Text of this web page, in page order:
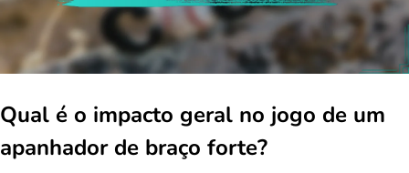
Qual é o impacto geral no jogo de um
apanhador de braço forte?